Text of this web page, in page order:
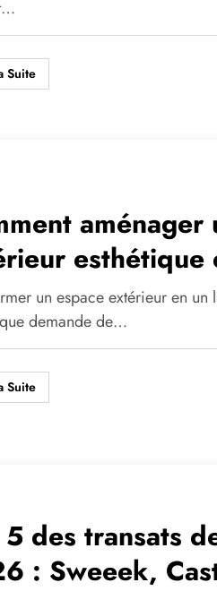
Suite
aménager
esthétique
un espace extérieur en
demande de…
Suite
5 des transats
: Sweeek,